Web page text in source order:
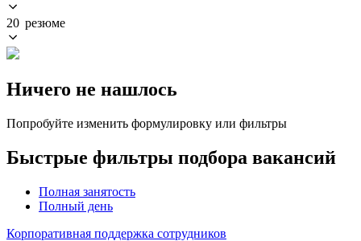
20 резюме
Ничего не нашлось
Попробуйте изменить формулировку или фильтры
Быстрые фильтры подбора вакансий
Полная занятость
Полный день
Корпоративная поддержка сотрудников